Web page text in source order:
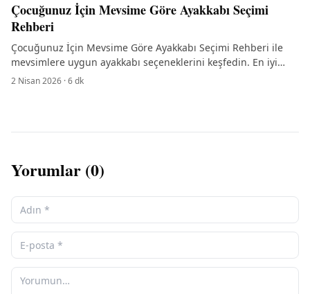
Çocuğunuz İçin Mevsime Göre Ayakkabı Seçimi
Rehberi
Çocuğunuz İçin Mevsime Göre Ayakkabı Seçimi Rehberi ile
mevsimlere uygun ayakkabı seçeneklerini keşfedin. En iyi
modelleri ve ipuçlarını öğrenin!
2 Nisan 2026 ·6dk
Yorumlar (0)